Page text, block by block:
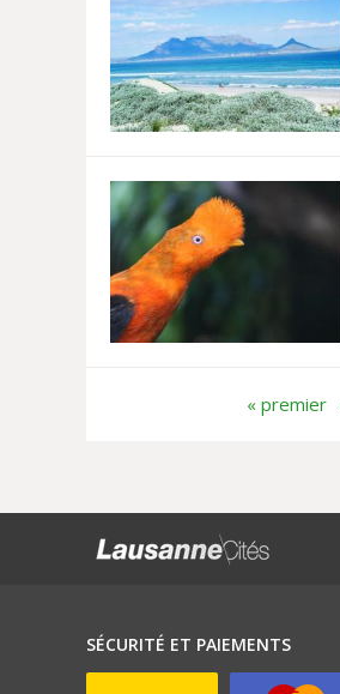
« premier
SÉCURITÉ ET PAIEMENTS